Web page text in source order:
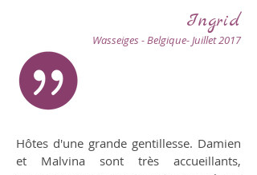
Ingrid
Wasseiges - Belgique- Juillet 2017
Hôtes d'une grande gentillesse. Damien
et Malvina sont très accueillants,